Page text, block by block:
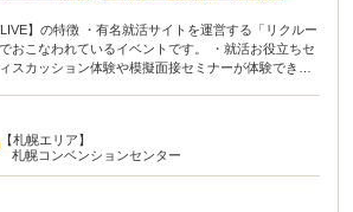
】の特徴 ・有名就活サイトを運営する「リクルー
おこなわれているイベントです。 ・就活お役立ちセ
スカッション体験や模擬面接セミナーが体験できま
す。 ◯イベカツ編集部review 「面接が苦手」「エン
「行きたい企業が決まっていない」という就活生に
企業発見＆選考準備LIVEです。数多くの企業ブース
ミナーに参加したりすることで、就活を大きく進め
【札幌エリア】
札幌コンベンションセンター